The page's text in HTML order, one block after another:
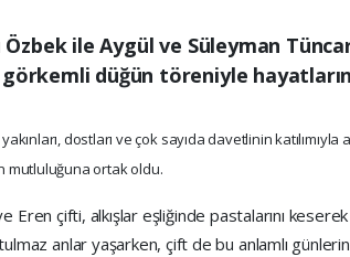
ile Aygül ve Süleyman
düğün töreniyle
dostları ve çok sayıda davetlinin
mutluluğuna ortak oldu.
Eren çifti, alkışlar eşliğinde pastalarını
anlar yaşarken, çift de bu anlamlı